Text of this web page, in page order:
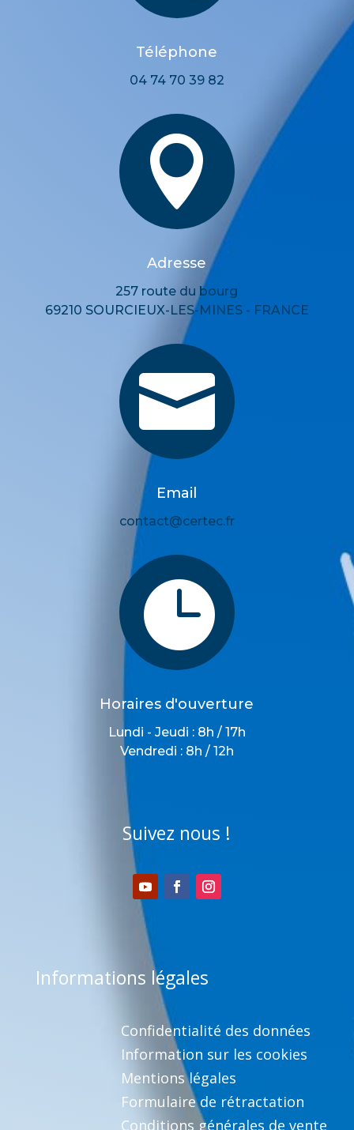
Téléphone
04 74 70 39 82

Adresse
257 route du bourg
69210 SOURCIEUX-LES-MINES - FRANCE

Email
contact@certec.fr

Horaires d'ouverture
Lundi - Jeudi : 8h / 17h
Vendredi : 8h / 12h
Suivez nous !
Informations légales
Confidentialité des données
Information sur les cookies
Mentions légales
Formulaire de rétractation
Conditions générales de vente